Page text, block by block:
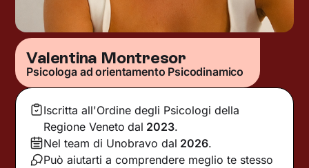
Valentina Montresor
Psicologa ad orientamento Psicodinamico
Iscritta all'Ordine degli Psicologi della
Regione Veneto dal 2023.
Nel team di Unobravo dal 2026.
Può aiutarti a comprendere meglio te stesso